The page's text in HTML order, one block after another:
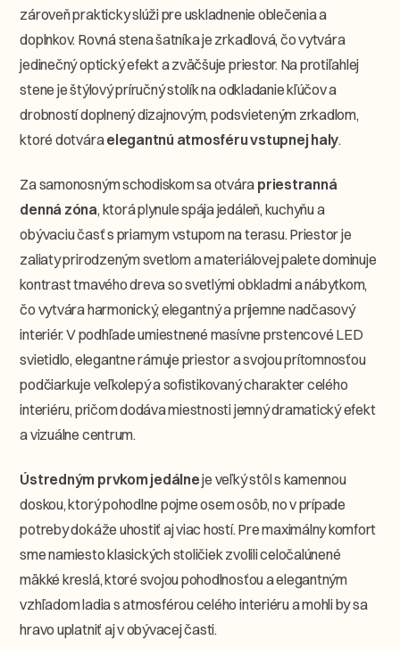
zároveň prakticky slúži pre uskladnenie oblečenia a
doplnkov. Rovná stena šatníka je zrkadlová, čo vytvára
jedinečný optický efekt a zväčšuje priestor. Na protiľahlej
stene je štýlový príručný stolík na odkladanie kľúčov a
drobností doplnený dizajnovým, podsvieteným zrkadlom,
ktoré dotváraelegantnú atmosféru vstupnej haly.
Za samonosným schodiskom sa otvára priestranná
denná zóna, ktorá plynule spája jedáleň, kuchyňu a
obývaciu časť s priamym vstupom na terasu. Priestor je
zaliaty prirodzeným svetlom a materiálovej palete dominuje
kontrast tmavého dreva so svetlými obkladmi a nábytkom,
čo vytvára harmonický, elegantný a príjemne nadčasový
interiér. V podhľade umiestnené masívne prstencové LED
svietidlo, elegantne rámuje priestor a svojou prítomnosťou
podčiarkuje veľkolepý a sofistikovaný charakter celého
interiéru, pričom dodáva miestnosti jemný dramatický efekt
a vizuálne centrum.
Ústredným prvkom jedálneje veľký stôl s kamennou
doskou, ktorý pohodlne pojme osem osôb, no v prípade
potreby dokáže uhostiť aj viac hostí. Pre maximálny komfort
sme namiesto klasických stoličiek zvolili celočalúnené
mäkké kreslá, ktoré svojou pohodlnosťou a elegantným
vzhľadom ladia s atmosférou celého interiéru a mohli by sa
hravo uplatniť aj v obývacej časti.